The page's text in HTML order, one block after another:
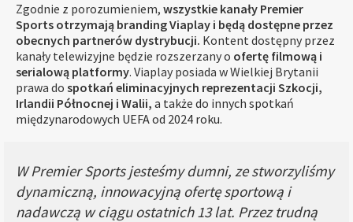
Zgodnie z porozumieniem, wszystkie kanały Premier
Sports otrzymają branding Viaplay i będą dostępne przez
obecnych partnerów dystrybucji. Kontent dostępny przez
kanały telewizyjne będzie rozszerzany o ofertę filmową i
serialową platformy. Viaplay posiada w Wielkiej Brytanii
prawa do spotkań eliminacyjnych reprezentacji Szkocji,
Irlandii Północnej i Walii, a także do innych spotkań
międzynarodowych UEFA od 2024 roku.
W Premier Sports jesteśmy dumni, ze stworzyliśmy
dynamiczną, innowacyjną ofertę sportową i
nadawczą w ciągu ostatnich 13 lat. Przez trudną